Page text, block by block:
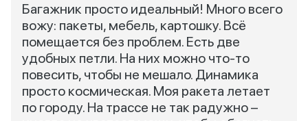
Багажник просто идеальный! Много всего
вожу: пакеты, мебель, картошку. Всё
помещается без проблем. Есть две
удобных петли. На них можно что-то
повесить, чтобы не мешало. Динамика
просто космическая. Моя ракета летает
по городу. На трассе не так радужно –